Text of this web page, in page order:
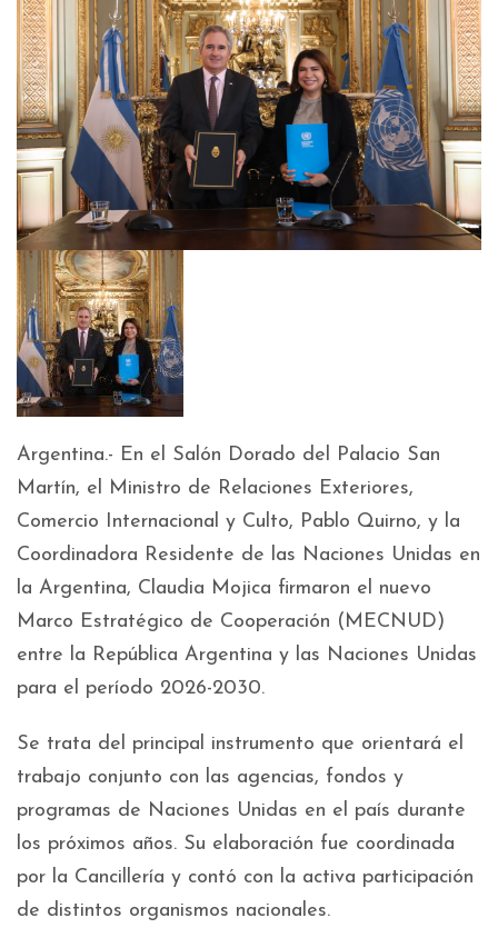
Argentina.- En el Salón Dorado del Palacio San
Martín, el Ministro de Relaciones Exteriores,
Comercio Internacional y Culto, Pablo Quirno, y la
Coordinadora Residente de las Naciones Unidas en
la Argentina, Claudia Mojica firmaron el nuevo
Marco Estratégico de Cooperación (MECNUD)
entre la República Argentina y las Naciones Unidas
para el período 2026-2030.
Se trata del principal instrumento que orientará el
trabajo conjunto con las agencias, fondos y
programas de Naciones Unidas en el país durante
los próximos años. Su elaboración fue coordinada
por la Cancillería y contó con la activa participación
de distintos organismos nacionales.